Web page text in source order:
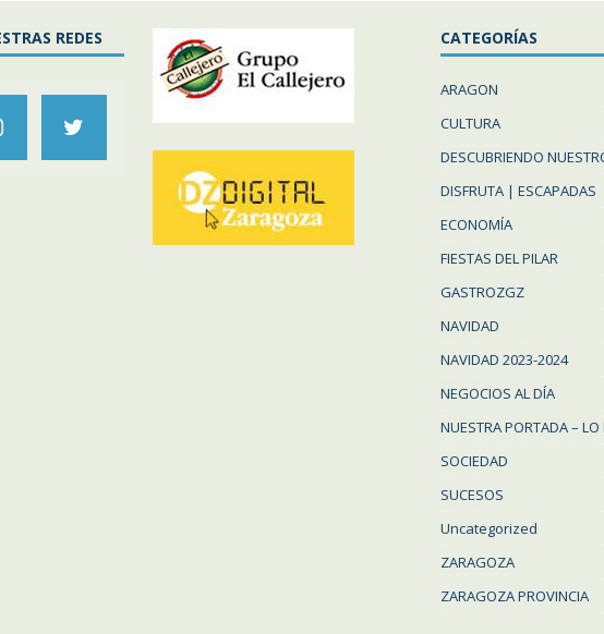
REDES CATEGORÍAS
ARAGON
CULTURA
DESCUBRIENDO
DISFRUTA | ESCAPADAS
ECONOMÍA
FIESTAS DEL PILAR
GASTROZGZ
NAVIDAD
NAVIDAD 2023-2024
NEGOCIOS AL DÍA
NUESTRA PORTADA –
SOCIEDAD
SUCESOS
Uncategorized
ZARAGOZA
ZARAGOZA PROVINCIA